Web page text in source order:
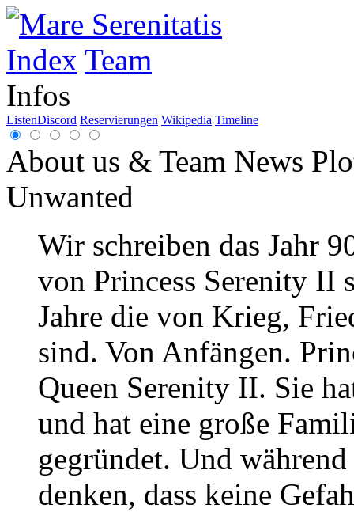
Index Team
Infos
ListenDiscord Reservierungen Wikipedia Timeline
About us & Team News
Unwanted
Wir schreiben das Jahr
von Princess Serenity II
Jahre die von Krieg,
sind. Von Anfängen.
Queen Serenity II. Sie
und hat eine große
gegründet. Und
denken, dass keine